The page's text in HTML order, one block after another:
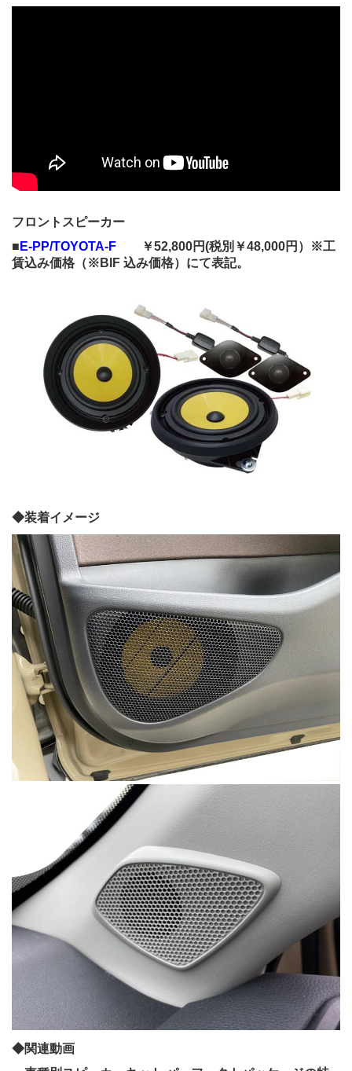
フロントスピーカー
■ E-PP/TOYOTA-F ￥52,800円(税別￥48,000円）※工
賃込み価格（※BIF 込み価格）にて表記。
◆装着イメージ
◆関連動画